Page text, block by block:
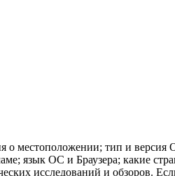
о местоположении; тип и версия
язык ОС и Браузера; какие
исследований и обзоров.